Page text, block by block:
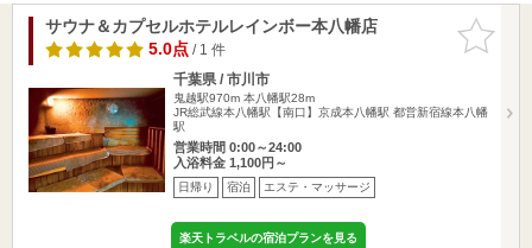
お気に入
りに追加
サウナ＆カプセルホテルレインボー本八幡店
5.0点/ 1 件
千葉県 / 市川市
鬼越駅970m 本八幡駅28m
JR総武線本八幡駅【南口】京成本八幡駅 都営新宿線本八幡
駅
営業時間 0:00～24:00
入浴料金 1,100円～
日帰り 宿泊 エステ・マッサージ
楽天トラベルの宿泊プランを見る